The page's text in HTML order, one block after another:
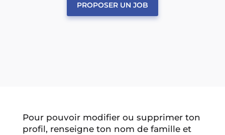
PROPOSER UN JOB
Pour pouvoir modifier ou supprimer ton
profil, renseigne ton nom de famille et